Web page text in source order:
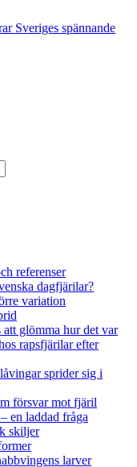
referenser
dagfjärilar?
variation
glömma hur det var
rapsfjärilar efter
sprider sig i
försvar mot fjäril
en laddad fråga
skiljer
larver